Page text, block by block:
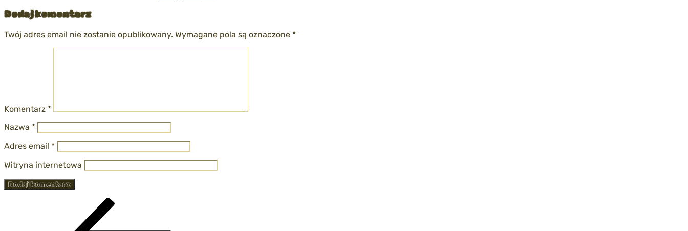
Dodaj komentarz
Twój adres email nie zostanie opublikowany. Wymagane pola są oznaczone *
Komentarz *
Nazwa *
Adres email *
Witryna internetowa